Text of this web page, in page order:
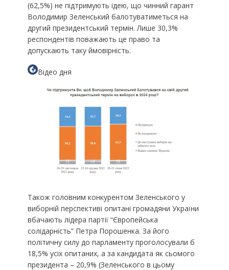
(62,5%) не підтримують ідею, що чинний гарант
Володимир Зеленський балотуватиметься на
другий президентський термін. Лише 30,3%
респондентів поважають це право та
допускають таку ймовірність.
Відео дня
Також головним конкурентом Зеленського у
виборній перспективі опитані громадяни України
вбачають лідера партії “Європейська
солідарність” Петра Порошенка. За його
політичну силу до парламенту проголосували б
18,5% усіх опитаних, а за кандидата як сьомого
президента – 20,9% (Зеленського в цьому